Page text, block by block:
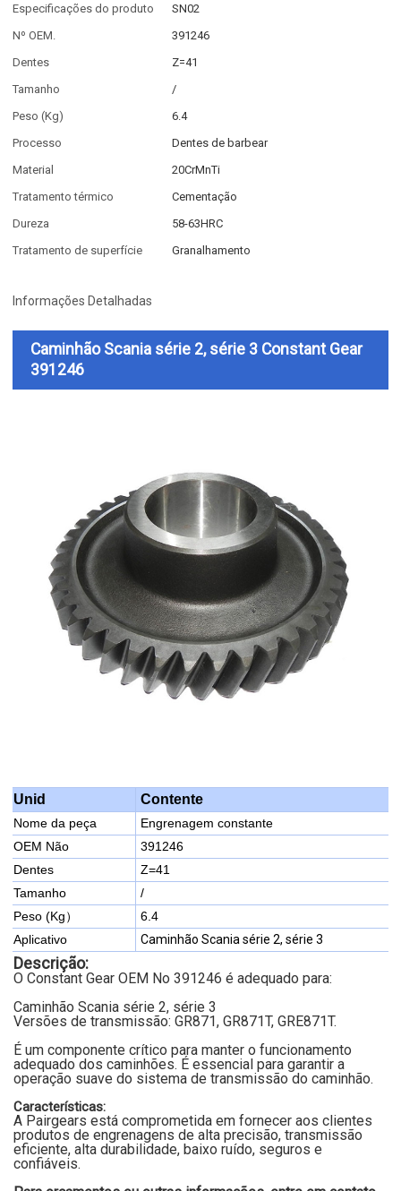
Especificações do produto
SN02
Nº OEM.
391246
Dentes
Z=41
Tamanho
/
Peso (Kg)
6.4
Processo
Dentes de barbear
Material
20CrMnTi
Tratamento térmico
Cementação
Dureza
58-63HRC
Tratamento de superfície
Granalhamento
Informações Detalhadas
Caminhão Scania série 2, série 3 Constant Gear
391246
Unid Contente
Nome da peça
Engrenagem constante
OEM Não
391246
Dentes
Z=41
Tamanho
/
Peso (Kg）
6.4
Aplicativo
Caminhão Scania série 2, série 3
Descrição:
O Constant Gear OEM No 391246 é adequado para:
Caminhão Scania série 2, série 3
Versões de transmissão: GR871, GR871T, GRE871T.
É um componente crítico para manter o funcionamento
adequado dos caminhões. É essencial para garantir a
operação suave do sistema de transmissão do caminhão.
Características:
A Pairgears está comprometida em fornecer aos clientes
produtos de engrenagens de alta precisão, transmissão
eficiente, alta durabilidade, baixo ruído, seguros e
confiáveis.